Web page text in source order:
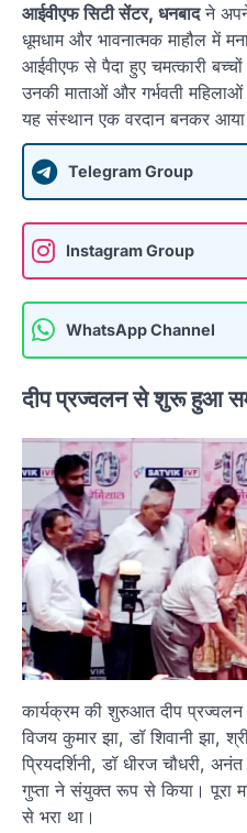
आईवीएफ सिटी सेंटर, धनबादने
धूमधाम और भावनात्मक माहौल में
आईवीएफ से पैदा हुए चमत्कारी
उनकी माताओं और गर्भवती महिलाओं
यह संस्थान एक वरदान बनकर
Telegram Group
Instagram Group
WhatsApp Channel
दीप प्रज्वलन से शुरू हुआ
कार्यक्रम की शुरुआत दीप प्रज्वलन
विजय कुमार झा, डॉ शिवानी झा,
प्रियदर्शिनी, डॉ धीरज चौधरी,
गुप्ता ने संयुक्त रूप से किया। पूरा
से भरा था।